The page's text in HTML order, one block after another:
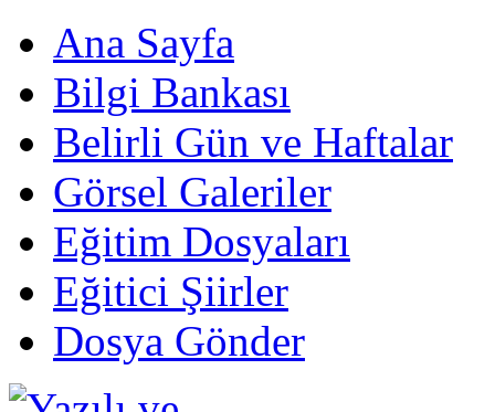
Ana Sayfa
Bilgi Bankası
Belirli Gün ve Haftalar
Görsel Galeriler
Eğitim Dosyaları
Eğitici Şiirler
Dosya Gönder